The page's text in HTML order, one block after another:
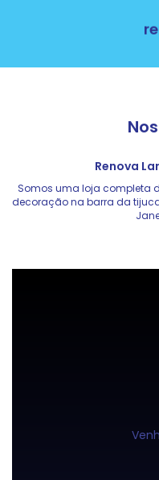
Renova
Somos uma loja completa
decoração na barra da